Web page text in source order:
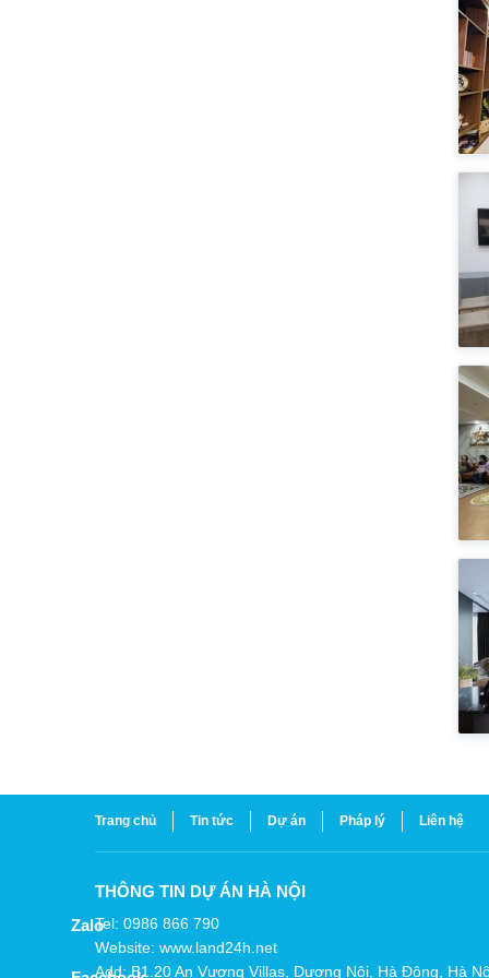
Trang chủ Tin tức Dự án Pháp lý Liên hệ
THÔNG TIN DỰ ÁN HÀ NỘI
Tel: 0986 866 790
Website: www.land24h.net
Add: B1.20 An Vượng Villas, Dương Nội, Hà Đông, Hà
Zalo